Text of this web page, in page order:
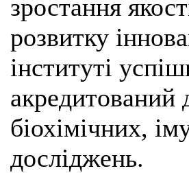
зростання
розвитку
інституті
акредитований
біохімічних,
досліджень.